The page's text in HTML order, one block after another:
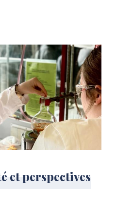
et perspectives